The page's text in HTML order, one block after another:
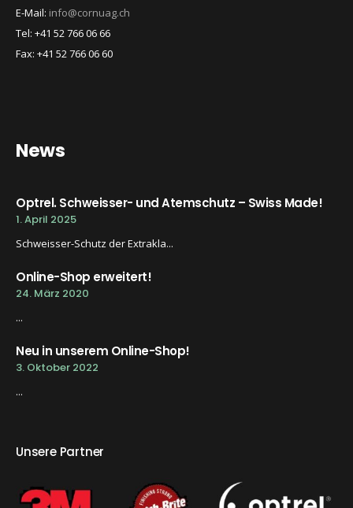
E-Mail: info@cornuag.ch
Tel: +41 52 766 06 66
Fax: +41 52 766 06 60
News
Optrel. Schweisser- und Atemschutz – Swiss Made!
1. April 2025
Schweisser-Schutz der Extrakla...
Online-Shop erweitert!
24. März 2020
...
Neu in unserem Online-Shop!
3. Oktober 2022
...
Unsere Partner